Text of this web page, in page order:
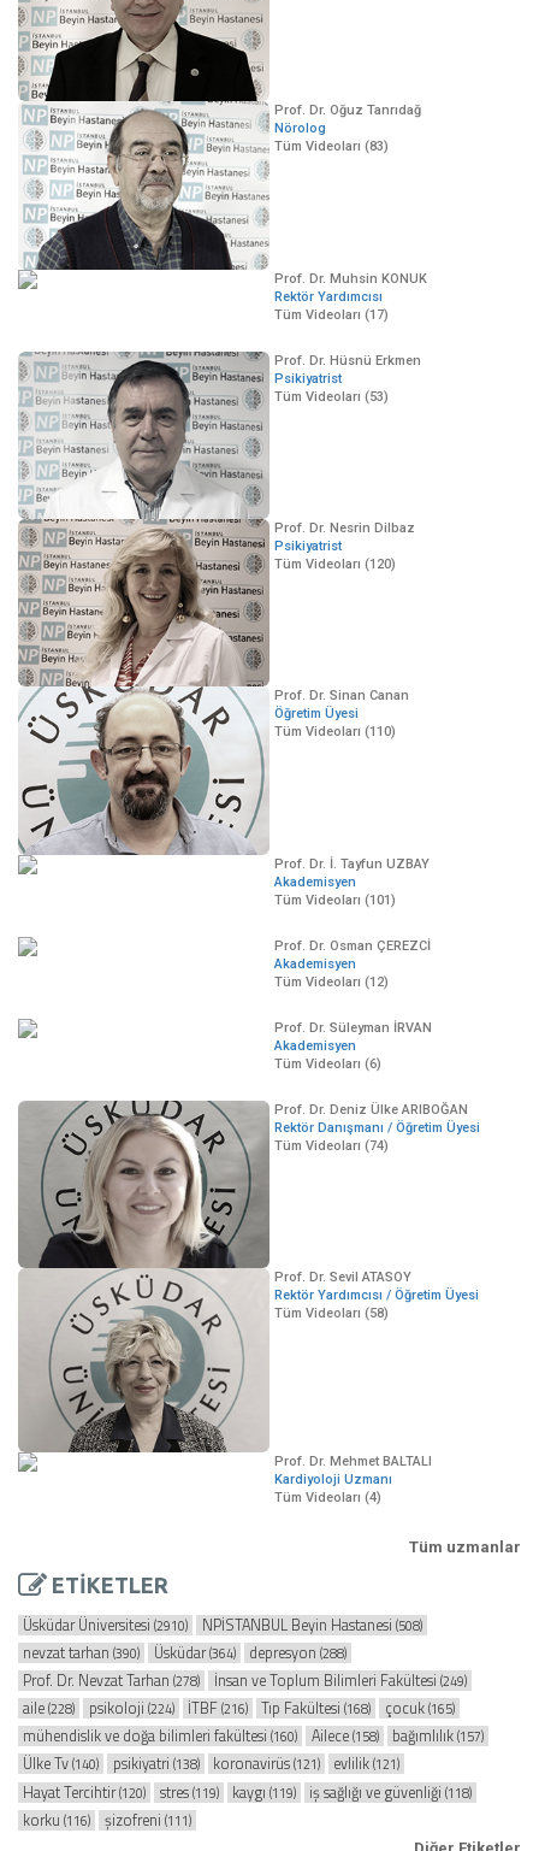
Prof. Dr. Oğuz Tanrıdağ
Nörolog
Tüm Videoları (83)
Prof. Dr. Muhsin KONUK
Rektör Yardımcısı
Tüm Videoları (17)
Prof. Dr. Hüsnü Erkmen
Psikiyatrist
Tüm Videoları (53)
Prof. Dr. Nesrin Dilbaz
Psikiyatrist
Tüm Videoları (120)
Prof. Dr. Sinan Canan
Öğretim Üyesi
Tüm Videoları (110)
Prof. Dr. İ. Tayfun UZBAY
Akademisyen
Tüm Videoları (101)
Prof. Dr. Osman ÇEREZCİ
Akademisyen
Tüm Videoları (12)
Prof. Dr. Süleyman İRVAN
Akademisyen
Tüm Videoları (6)
Prof. Dr. Deniz Ülke ARIBOĞAN
Rektör Danışmanı / Öğretim Üyesi
Tüm Videoları (74)
Prof. Dr. Sevil ATASOY
Rektör Yardımcısı / Öğretim Üyesi
Tüm Videoları (58)
Prof. Dr. Mehmet BALTALI
Kardiyoloji Uzmanı
Tüm Videoları (4)
Tüm uzmanlar
ETİKETLER
Üsküdar Üniversitesi(2910) NPİSTANBUL Beyin Hastanesi (508)
nevzat tarhan(390) Üsküdar(364) depresyon (288)
Prof. Dr. Nevzat Tarhan(278) İnsan ve Toplum Bilimleri Fakültesi (249)
aile(228) psikoloji (224) İTBF(216) Tıp Fakültesi(168) çocuk(165)
mühendislik ve doğa bilimleri fakültesi(160) Ailece(158) bağımlılık(157)
Ülke Tv(140) psikiyatri (138) koronavirüs(121) evlilik(121)
Hayat Tercihtir(120) stres(119) kaygı (119) iş sağlığı ve güvenliği(118)
korku(116) şizofreni (111)